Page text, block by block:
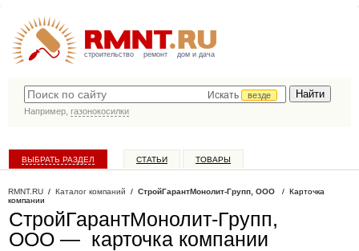
строительство ремонт дом и дача
Искать
везде
Например, газонокосилки
ВЫБРАТЬ РАЗДЕЛ СТАТЬИ ТОВАРЫ
RMNT.RU / Каталог компаний / СтройГарантМонолит-Групп, ООО
/ Карточка
компании
СтройГарантМонолит-Групп,
ООО — карточка компании